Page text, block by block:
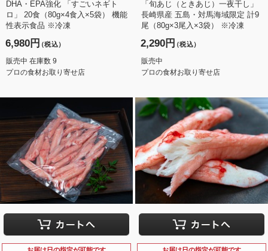
DHA・EPA強化 「すごいネギト
ロ」 20食（80g×4食入×5袋） 機能
性表示食品 ※冷凍
6,980円（税込）
販売中 在庫数 9
プロの食材お取り寄せ店
「旬あじ（ときあじ）一夜干し」
長崎県産 五島・対馬海域限定 計9
尾（80g×3尾入×3袋） ※冷凍
2,290円（税込）
販売中
プロの食材お取り寄せ店